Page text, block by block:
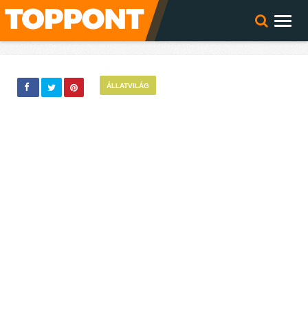
ÁLLATVILÁG